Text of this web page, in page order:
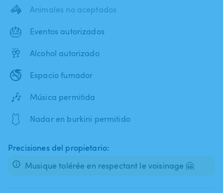
🦓 Animales no aceptados
🎂 Eventos autorizados
🥂 Alcohol autorizado
🚭 Espacio fumador
🎶 Música permitida
🩱 Nadar en burkini permitido
Precisiones del propietario:
Musique tolérée en respectant le voisinage 🤗